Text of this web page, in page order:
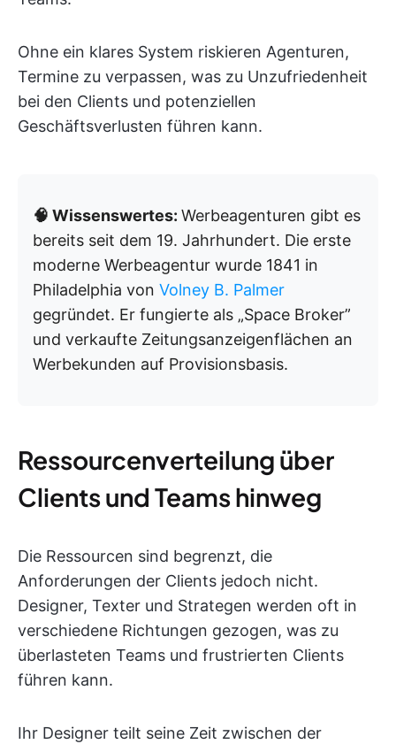
Ohne ein klares System riskieren Agenturen,
Termine zu verpassen, was zu Unzufriedenheit
bei den Clients und potenziellen
Geschäftsverlusten führen kann.
🧠 Wissenswertes: Werbeagenturen gibt es
bereits seit dem 19. Jahrhundert. Die erste
moderne Werbeagentur wurde 1841 in
Philadelphia von Volney B. Palmer
gegründet. Er fungierte als „Space Broker”
und verkaufte Zeitungsanzeigenflächen an
Werbekunden auf Provisionsbasis.
Ressourcenverteilung über
Clients und Teams hinweg
Die Ressourcen sind begrenzt, die
Anforderungen der Clients jedoch nicht.
Designer, Texter und Strategen werden oft in
verschiedene Richtungen gezogen, was zu
überlasteten Teams und frustrierten Clients
führen kann.
Ihr Designer teilt seine Zeit zwischen der